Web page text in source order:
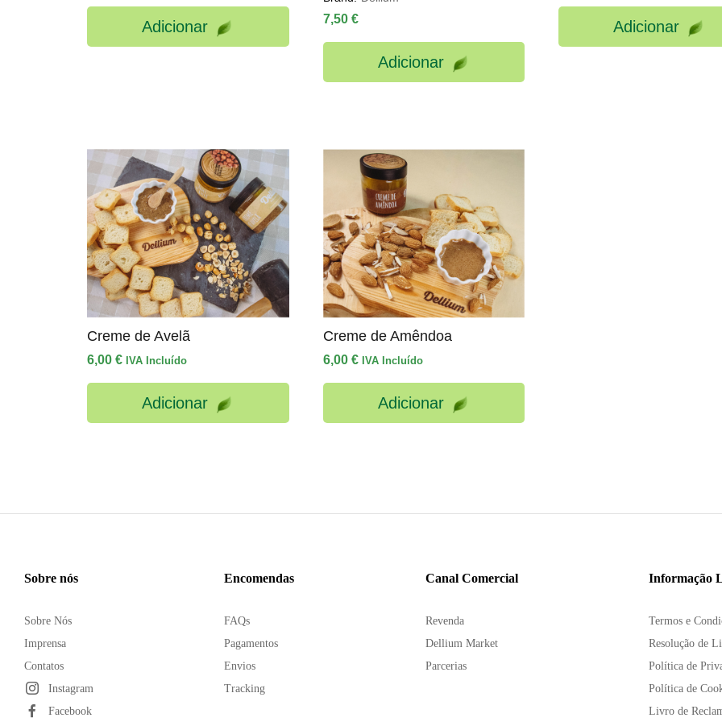
Adicionar 7,50 €
Adicionar
Adicionar
Creme de Avelã
6,00 € IVA Incluído
Adicionar
Creme de Amêndoa
6,00 € IVA Incluído
Adicionar
Sobre nós
Sobre Nós
Imprensa
Contatos
Instagram
Facebook
Encomendas
FAQs
Pagamentos
Envios
Tracking
Canal Comercial
Revenda
Dellium Market
Parcerias
Informação
Termos e
Resolução de
Política de
Política de
Livro de